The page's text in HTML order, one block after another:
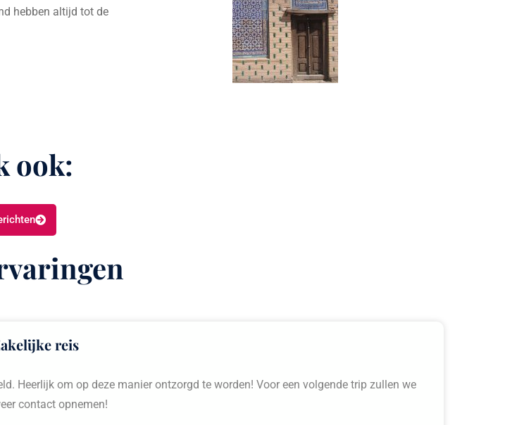
hebben altijd tot de
ook:
reis
Heerlijk om op deze manier ontzorgd te worden! Voor een volgende trip zullen we
contact opnemen!